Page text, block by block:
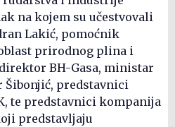
na kojem su učestvovali
Lakić, pomoćnik
prirodnog plina i
BH-Gasa, ministar
Šibonjić, predstavnici
te predstavnici kompanija
predstavljaju